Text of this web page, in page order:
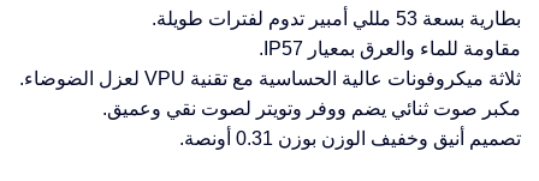
بطارية بسعة 53 مللي أمبير تدوم لفترات طويلة.
مقاومة للماء والعرق بمعيار IP57.
ثلاثة ميكروفونات عالية الحساسية مع تقنية VPU لعزل الضوضاء.
مكبر صوت ثنائي يضم ووفر وتويتر لصوت نقي وعميق.
تصميم أنيق وخفيف الوزن بوزن 0.31 أونصة.